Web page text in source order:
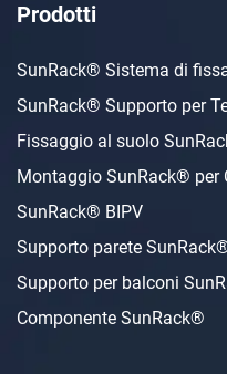
Prodotti
SunRack® Sistema di
SunRack® Supporto per
Fissaggio al suolo
Montaggio SunRack® per
SunRack® BIPV
Supporto parete
Supporto per balconi
Componente SunRack®